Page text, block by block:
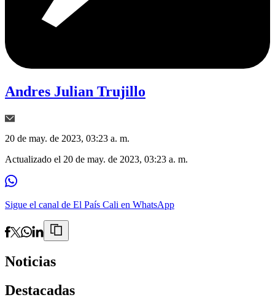
Andres Julian Trujillo
20 de may. de 2023, 03:23 a. m.
Actualizado el 20 de may. de 2023, 03:23 a. m.
Sigue el canal de El País Cali en WhatsApp
Noticias
Destacadas